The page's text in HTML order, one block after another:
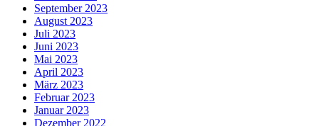
September 2023
August 2023
Juli 2023
Juni 2023
Mai 2023
April 2023
März 2023
Februar 2023
Januar 2023
Dezember 2022